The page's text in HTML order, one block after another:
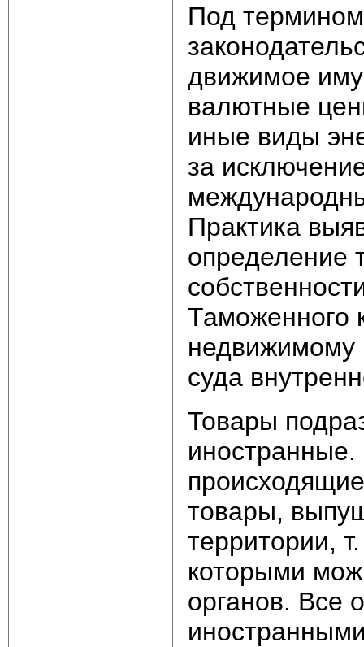
Под
движимое
валютные
иные виды
за
Практика
определение
Таможенного
недвижимому
суда
Товары
товары,
территории,
которыми
органов. Все